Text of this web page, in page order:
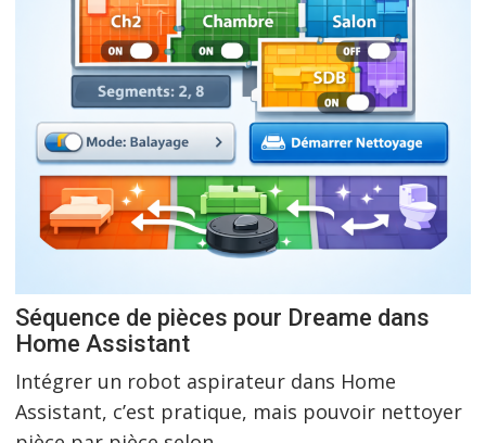
Séquence de pièces pour Dreame dans
Home Assistant
Intégrer un robot aspirateur dans Home
Assistant, c’est pratique, mais pouvoir nettoyer